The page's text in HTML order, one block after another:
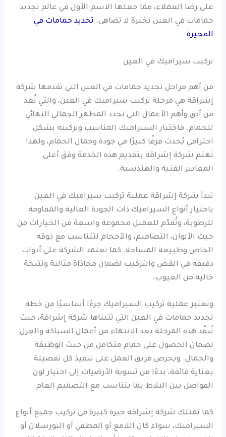
على رضا العملاء، مما جعلها الاسم الأول في عالم تجديد
حمامات في العين بخبرة لا تضاهى. تجديد حمامات في
الفجيرة
تركيب سيراميك في العين
من أهم مراحل تجديد حمامات في العين التي تقدمها شركة
إشراقة هي مرحلة تركيب سيراميك في العين، والتي تُعد
من أدق وأهم الأعمال التي تحدد المظهر الجمالي النهائي
للحمام. فاختيار السيراميك المناسب وتركيبه بشكل
احترافي يُحدث فرقًا كبيرًا في جودة وجمال الحمام، ولهذا
تهتم شركة إشراقة بتقديم هذه الخدمة وفق أعلى
المعايير الفنية والهندسية.
تبدأ شركة إشراقة عملية تركيب سيراميك في العين
باختيار أنواع السيراميك ذات الجودة العالية والمقاومة
للرطوبة، وتُقدّم للعميل مجموعة واسعة من الخيارات من
حيث الألوان، التصاميم، والأحجام لتتناسب مع ذوقه
الخاص وطبيعة المساحة. كما تعتمد الشركة على أدوات
دقيقة في القص والتركيب لضمان محاذاة مثالية ونتيجة
خالية من العيوب.
وتعتبر عملية تركيب السيراميك جزءًا أساسيًا من خطة
تجديد حمامات في العين التي تتبناها شركة إشراقة، حيث
تُنفّذ هذه المرحلة بعد الانتهاء من أعمال السباكة والعزل
لضمان الحصول على حمام متكامل من حيث الوظيفة
والجمال. ويحرص فريق العمل على تنفيذ كل تفصيلة
بعناية فائقة، بدءًا من تسوية الأرضيات إلى اختيار لون
الفواصل بين البلاط بما يتناسب مع التصميم العام.
كما تمتلك شركة إشراقة خبرة كبيرة في تركيب جميع أنواع
السيراميك، سواء كان اللامع أو المطفي أو البورسلان أو